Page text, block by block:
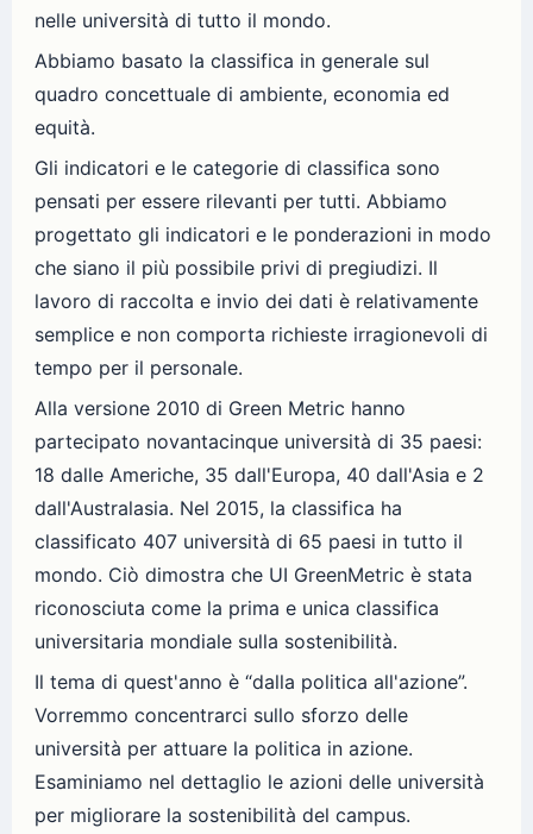
nelle università di tutto il mondo.
Abbiamo basato la classifica in generale sul
quadro concettuale di ambiente, economia ed
equità.
Gli indicatori e le categorie di classifica sono
pensati per essere rilevanti per tutti. Abbiamo
progettato gli indicatori e le ponderazioni in modo
che siano il più possibile privi di pregiudizi. Il
lavoro di raccolta e invio dei dati è relativamente
semplice e non comporta richieste irragionevoli di
tempo per il personale.
Alla versione 2010 di Green Metric hanno
partecipato novantacinque università di 35 paesi:
18 dalle Americhe, 35 dall'Europa, 40 dall'Asia e 2
dall'Australasia. Nel 2015, la classifica ha
classificato 407 università di 65 paesi in tutto il
mondo. Ciò dimostra che UI GreenMetric è stata
riconosciuta come la prima e unica classifica
universitaria mondiale sulla sostenibilità.
Il tema di quest'anno è “dalla politica all'azione”.
Vorremmo concentrarci sullo sforzo delle
università per attuare la politica in azione.
Esaminiamo nel dettaglio le azioni delle università
per migliorare la sostenibilità del campus.